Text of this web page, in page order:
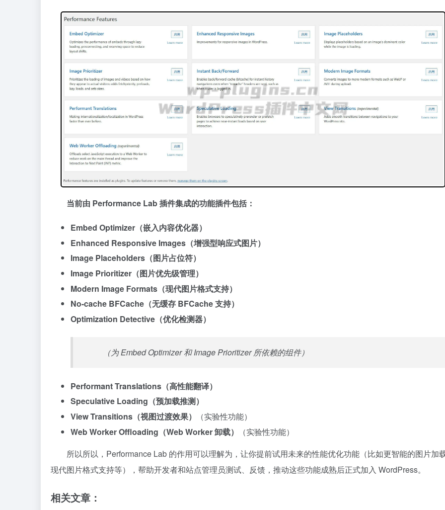
当前由 Performance Lab 插件集成的功能插件包括：
Embed Optimizer（嵌入内容优化器）
Enhanced Responsive Images（增强型响应式图片）
Image Placeholders（图片占位符）
Image Prioritizer（图片优先级管理）
Modern Image Formats（现代图片格式支持）
No-cache BFCache（无缓存 BFCache 支持）
Optimization Detective（优化检测器）
（为 Embed Optimizer 和 Image Prioritizer 所依赖的组件）
Performant Translations（高性能翻译）
Speculative Loading（预加载推测）
View Transitions（视图过渡效果）
（实验性功能）
Web Worker Offloading（Web Worker 卸载）
（实验性功能）
所以所以，Performance Lab 的作用可以理解为，让你提前试用未来的性能优化功能（比如更智能的图片加
现代图片格式支持等），帮助开发者和站点管理员测试、反馈，推动这些功能成熟后正式加入 WordPress。
相关文章：